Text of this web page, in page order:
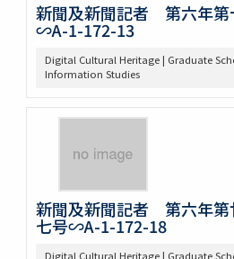
新聞及新聞記者 第六年第
∽A-1-172-13
Digital Cultural Heritage | Graduate
Information Studies
新聞及新聞記者 第六年第
七号∽A-1-172-18
Digital Cultural Heritage | Graduate